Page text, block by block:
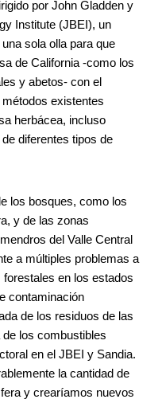
por John Gladden y
Institute (JBEI), un
sola olla para que
de California -como los
y abetos- con el
existentes
herbácea, incluso
diferentes tipos de
los bosques, como los
y de las zonas
del Valle Central
a múltiples problemas a
en los estados
contaminación
de los residuos de las
los combustibles
en el JBEI y Sandia.
la cantidad de
y crearíamos nuevos